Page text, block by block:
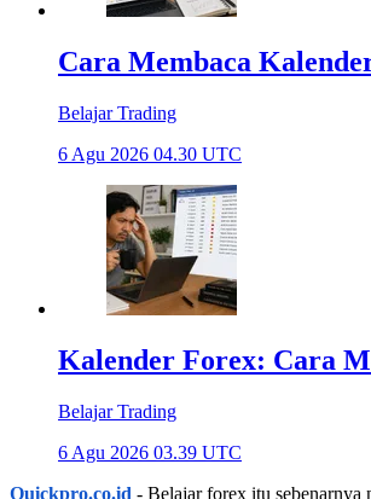
Cara Membaca
Belajar Trading
6 Agu 2026 04.30 UTC
Kalender Forex: Cara
Belajar Trading
6 Agu 2026 03.39 UTC
Quickpro.co.id - Belajar forex itu sebenarnya